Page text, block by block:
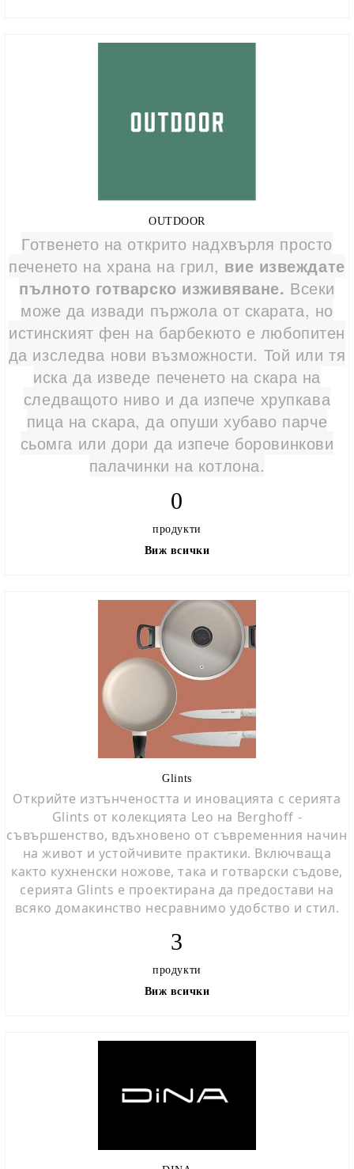
OUTDOOR
Готвенето на открито надхвърля просто
печенето на храна на грил, вие извеждате
пълното готварско изживяване. Всеки
може да извади пържола от скарата, но
истинският фен на барбекюто е любопитен
да изследва нови възможности. Той или тя
иска да изведе печенето на скара на
следващото ниво и да изпече хрупкава
пица на скара, да опуши хубаво парче
сьомга или дори да изпече боровинкови
палачинки на котлона.
0
продукти
Виж всички
Glints
Открийте изтънчеността и иновацията с серията
Glints от колекцията Leo на Berghoff -
съвършенство, вдъхновено от съвременния начин
на живот и устойчивите практики. Включваща
както кухненски ножове, така и готварски съдове,
серията Glints е проектирана да предостави на
всяко домакинство несравнимо удобство и стил.
3
продукти
Виж всички